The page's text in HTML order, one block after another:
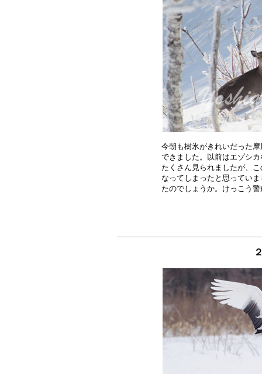
今朝も樹氷がきれいだった
できました。以前はエゾシ
たくさん見られましたが、
なってしまったと思ってい